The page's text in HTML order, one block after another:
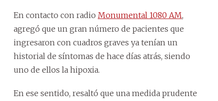
En contacto con radio Monumental 1080 AM,
agregó que un gran número de pacientes que
ingresaron con cuadros graves ya tenían un
historial de síntomas de hace días atrás, siendo
uno de ellos la hipoxia.
En ese sentido, resaltó que una medida prudente